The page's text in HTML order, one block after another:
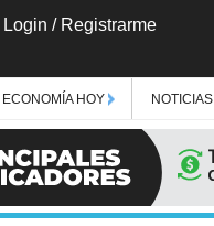
Login / Registrarme
ECONOMÍA HOY NOTICIAS